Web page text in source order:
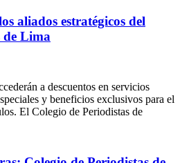
aliados estratégicos del
de Lima
a descuentos en servicios
y beneficios exclusivos para el
El Colegio de Periodistas de